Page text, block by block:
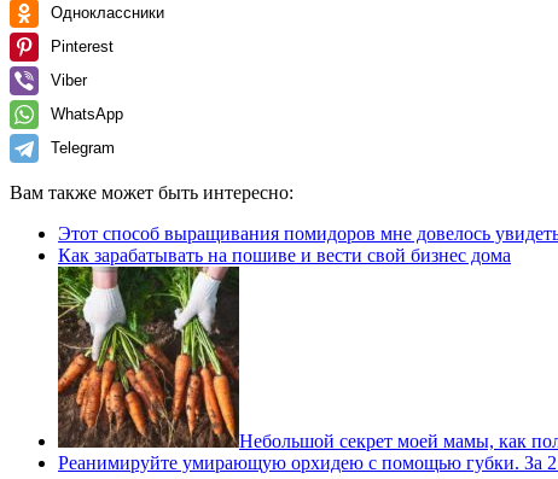
Одноклассники
Pinterest
Viber
WhatsApp
Telegram
Вам также может быть интересно:
Этот способ выращивания помидоров мне довелось
Как зарабатывать на пошиве и вести свой бизнес дома
Небольшой секрет моей мамы, как
Реанимируйте умирающую орхидею с помощью губки. За 2